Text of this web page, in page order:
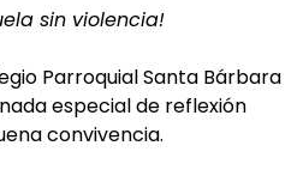
sin violencia!
Parroquial Santa Bárbara
especial de reflexión
convivencia.